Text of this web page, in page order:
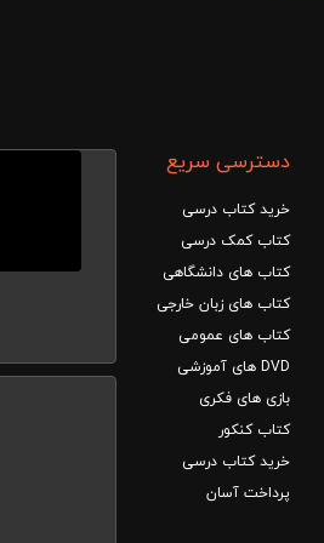
دسترسی سریع
خرید کتاب درسی
کتاب کمک درسی
کتاب های دانشگاهی
کتاب های زبان خارجی
کتاب های عمومی
DVD های آموزشی
بازی های فکری
کتاب کنکور
خرید کتاب درسی
پرداخت آسان